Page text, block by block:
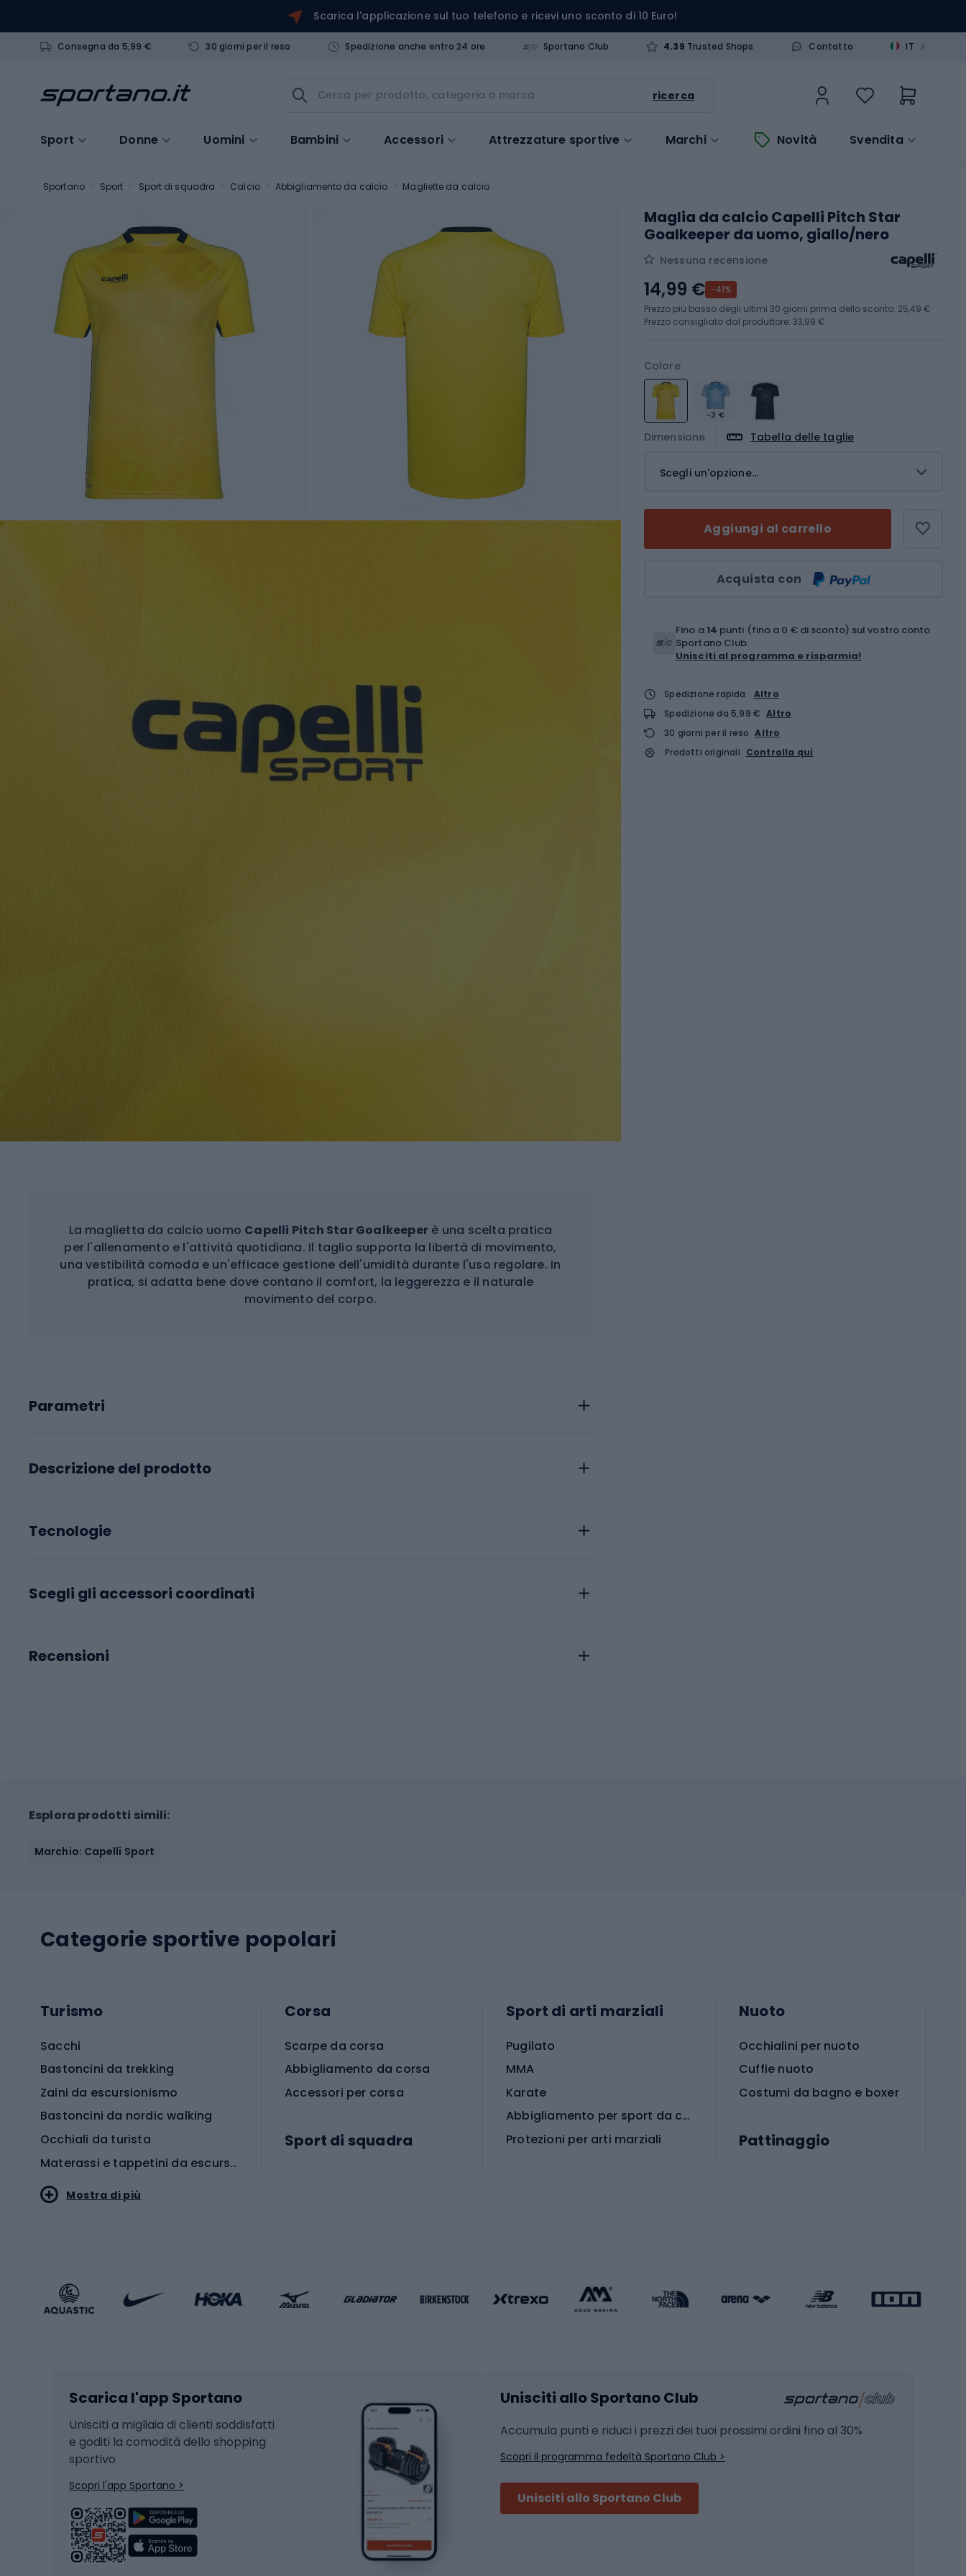
Scarica l'applicazione sul tuo telefono e ricevi uno sconto di 10 Euro!
Consegna da 5,99 € 30 giorni per il reso Spedizione anche entro 24 ore Sportano Club 4.39 Trusted Shops Contatto IT >
ricerca
Sport Donne Uomini Bambini Accessori Attrezzature sportive Marchi Novità Svendita
Sportano Sport Sport di squadra Calcio Abbigliamento da calcio Magliette da calcio
La maglietta da calcio uomo Capelli Pitch Star Goalkeeper è una scelta pratica
per l'allenamento e l'attività quotidiana. Il taglio supporta la libertà di movimento,
una vestibilità comoda e un'efficace gestione dell'umidità durante l'uso regolare. In
pratica, si adatta bene dove contano il comfort, la leggerezza e il naturale
movimento del corpo.
Parametri
Descrizione del prodotto
Tecnologie
Scegli gli accessori coordinati
Recensioni
Maglia da calcio Capelli Pitch Star
Goalkeeper da uomo, giallo/nero
Nessuna recensione
Colore
-3 €
Dimensione Tabella delle taglie
Scegli un'opzione...
Aggiungi al carrello
Acquista con
14,99 € -41%
Prezzo più basso degli ultimi 30 giorni prima dello sconto: 25,49 €
Prezzo consigliato dal produttore: 33,99 €
Fino a14 punti (fino a 0 € di sconto) sul vostro conto
Sportano Club.
Unisciti al programma e risparmia!
Spedizione rapida
Altro
Spedizione da 5,99 € Altro
30 giorni per il reso Altro
Prodotti originali Controlla qui
Esplora prodotti simili:
Marchio: Capelli Sport
Categorie sportive popolari
Turismo
Sacchi
Bastoncini da trekking
Zaini da escursionismo
Bastoncini da nordic walking
Occhiali da turista
Materassi e tappetini da escursionismo
Accessori Sportstyle
Sci di fondo
Hockey
Snowboard
Skitouring
Pattini da ghiaccio
Biciclette
Corsa
Scarpe da corsa
Abbigliamento da corsa
Accessori per corsa
Sport di squadra
Abbigliamento da basket
Sci da sci alpinismo
Scarponi da sci alpinismo
Bastoncini da sci alpinismo
Sport di arti marziali
Pugilato
MMA
Karate
Abbigliamento per sport da combattimento
Protezioni per arti marziali
Yoga
Abbigliamento fitness
Sport con le racchette
Badminton
Ping pong
Tennis
Nuoto
Occhialini per nuoto
Cuffie nuoto
Costumi da bagno e boxer
Pattinaggio
Caschi da pattinaggio
Pesca al siluro
Pesca a spinning
Mostra di più
Scarica l'app Sportano
Unisciti a migliaia di clienti soddisfatti
e goditi la comodità dello shopping
sportivo
Scopri l'app Sportano >
Unisciti allo Sportano Club
Accumula punti e riduci i prezzi dei tuoi prossimi ordini fino al 30%
Scopri il programma fedeltà Sportano Club >
Unisciti allo Sportano Club